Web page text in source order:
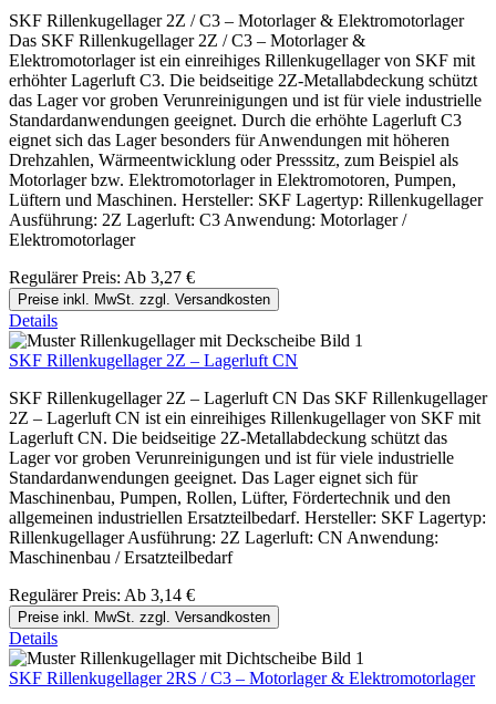
SKF Rillenkugellager 2Z / C3 – Motorlager & Elektromotorlager
Das SKF Rillenkugellager 2Z / C3 – Motorlager &
Elektromotorlager ist ein einreihiges Rillenkugellager von SKF mit
erhöhter Lagerluft C3. Die beidseitige 2Z-Metallabdeckung schützt
das Lager vor groben Verunreinigungen und ist für viele industrielle
Standardanwendungen geeignet. Durch die erhöhte Lagerluft C3
eignet sich das Lager besonders für Anwendungen mit höheren
Drehzahlen, Wärmeentwicklung oder Presssitz, zum Beispiel als
Motorlager bzw. Elektromotorlager in Elektromotoren, Pumpen,
Lüftern und Maschinen. Hersteller: SKF Lagertyp: Rillenkugellager
Ausführung: 2Z Lagerluft: C3 Anwendung: Motorlager /
Elektromotorlager
Regulärer Preis: Ab 3,27 €
Preise inkl. MwSt. zzgl. Versandkosten
Details
SKF Rillenkugellager 2Z – Lagerluft CN
SKF Rillenkugellager 2Z – Lagerluft CN Das SKF Rillenkugellager
2Z – Lagerluft CN ist ein einreihiges Rillenkugellager von SKF mit
Lagerluft CN. Die beidseitige 2Z-Metallabdeckung schützt das
Lager vor groben Verunreinigungen und ist für viele industrielle
Standardanwendungen geeignet. Das Lager eignet sich für
Maschinenbau, Pumpen, Rollen, Lüfter, Fördertechnik und den
allgemeinen industriellen Ersatzteilbedarf. Hersteller: SKF Lagertyp:
Rillenkugellager Ausführung: 2Z Lagerluft: CN Anwendung:
Maschinenbau / Ersatzteilbedarf
Regulärer Preis: Ab 3,14 €
Preise inkl. MwSt. zzgl. Versandkosten
Details
SKF Rillenkugellager 2RS / C3 – Motorlager & Elektromotorlager